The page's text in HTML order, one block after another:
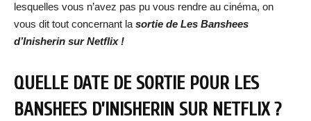
lesquelles vous n’avez pas pu vous rendre au cinéma, on
vous dit tout concernant la sortie de Les Banshees
d’Inisherin sur Netflix !
QUELLE DATE DE SORTIE POUR LES
BANSHEES D’INISHERIN SUR NETFLIX ?